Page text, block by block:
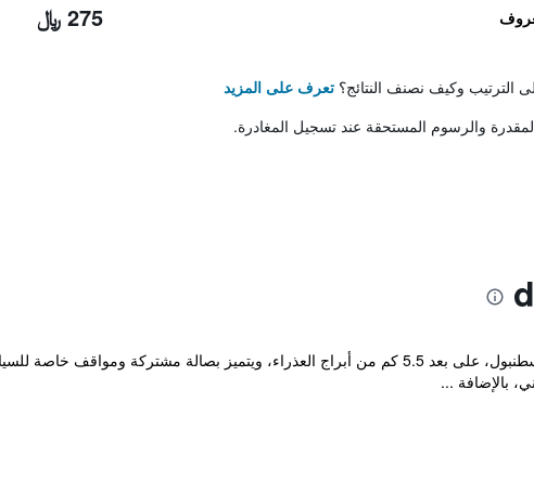
275 ﷼
الترتيب وكيف نصنف النتائج؟ تعرف على المزيد
والرسوم المستحقة عند تسجيل المغادرة.
بالإضافة ...